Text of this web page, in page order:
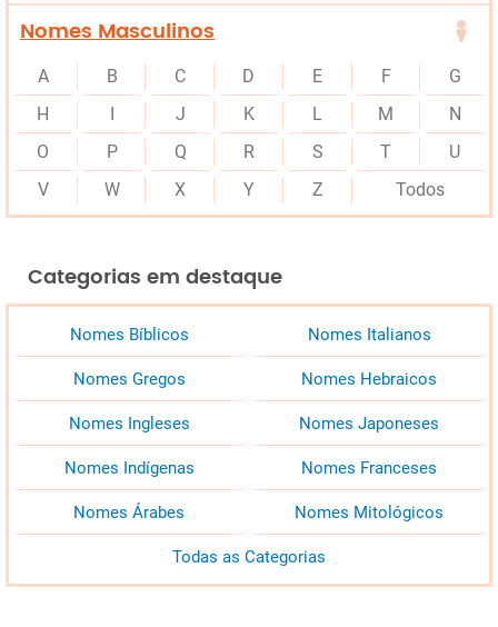
Nomes Masculinos
A B C D E F
G
H
J K L M
N
O
P Q R S T
U
V
W X Y Z Todos
Categorias em destaque
Nomes Bíblicos Nomes Italianos
Nomes Gregos Nomes Hebraicos
Nomes Ingleses Nomes Japoneses
Nomes Indígenas Nomes Franceses
Nomes Árabes Nomes Mitológicos
Todas as Categorias